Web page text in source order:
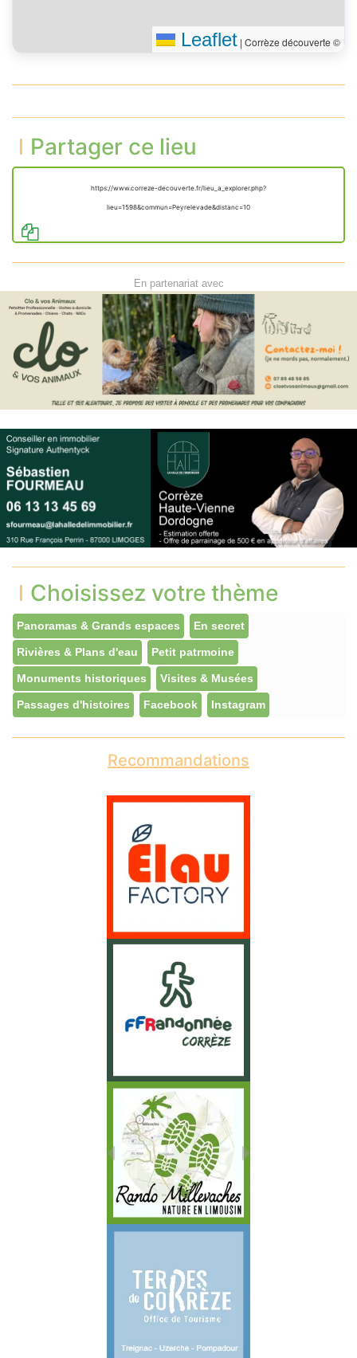
Leaflet | Corrèze découverte ©
Partager ce lieu
https://www.correze-decouverte.fr/lieu_a_explorer.php?
lieu=1598&commun=Peyrelevade&distanc=10
En partenariat avec
Choisissez votre thème
Panoramas & Grands espaces En secret
Rivières & Plans d'eau Petit patrmoine
Monuments historiques Visites & Musées
Passages d'histoires Facebook Instagram
Recommandations